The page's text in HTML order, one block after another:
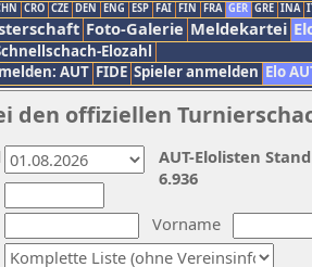
CRO CZE DEN ENG ESP FAI FIN FRA GER GRE INA
Foto-Galerie Meldekartei
Elozahl
AUT FIDE Spieler anmelden Elo
den offiziellen
Vorname
AUT-Elolisten
6.936